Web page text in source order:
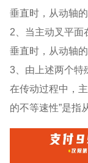
垂直时，从动轴
2、当主动叉平面
垂直时，从动轴
3、由上述两个特
在传动过程中，
的不等速性”是指